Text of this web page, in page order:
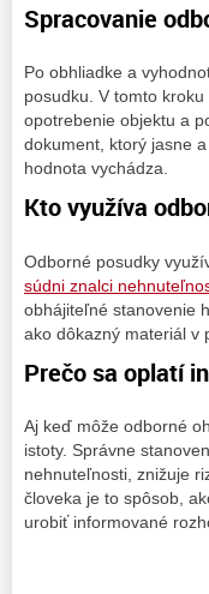
Spracovanie
Po obhliadke a
posudku. V tomto
opotrebenie objektu a
dokument, ktorý jasne
hodnota vychádza.
Kto využíva
Odborné posudky
súdni znalci
obhájiteľné stanovenie
ako dôkazný materiál v
Prečo sa oplatí
Aj keď môže odborné
istoty. Správne
nehnuteľnosti, znižuje
človeka je to spôsob,
urobiť informované